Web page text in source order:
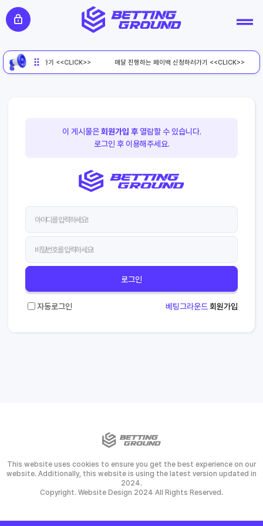
이백 신청하러가기 <<CLICK>> 매달 진행하는 페이백 신청하러가기 <<CLICK>>
이 게시물은회원가입 후열람할 수 있습니다.
로그인 후 이용해주세요.
로그인
자동로그인 베팅그라운드 회원가입
This website uses cookies to ensure you get the best experience on our
website. Additionally, this website is using the latest version updated in
2024.
Copyright. Website Design 2024 All Rights Reserved.